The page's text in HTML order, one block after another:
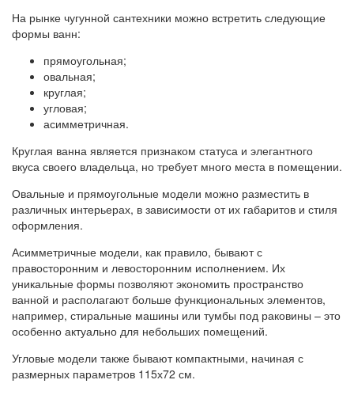
На рынке чугунной сантехники можно встретить следующие
формы ванн:
прямоугольная;
овальная;
круглая;
угловая;
асимметричная.
Круглая ванна является признаком статуса и элегантного
вкуса своего владельца, но требует много места в помещении.
Овальные и прямоугольные модели можно разместить в
различных интерьерах, в зависимости от их габаритов и стиля
оформления.
Асимметричные модели, как правило, бывают с
правосторонним и левосторонним исполнением. Их
уникальные формы позволяют экономить пространство
ванной и располагают больше функциональных элементов,
например, стиральные машины или тумбы под раковины – это
особенно актуально для небольших помещений.
Угловые модели также бывают компактными, начиная с
размерных параметров 115х72 см.